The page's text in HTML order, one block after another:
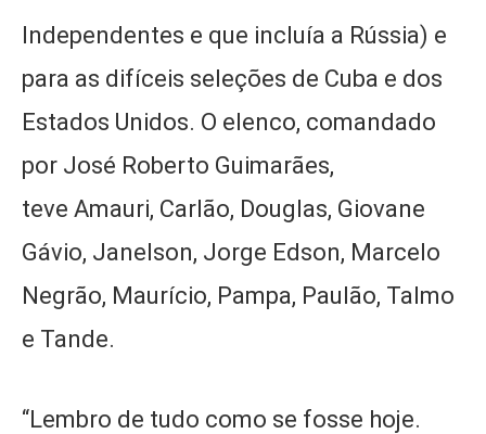
Independentes e que incluía a Rússia) e
para as difíceis seleções de Cuba e dos
Estados Unidos. O elenco, comandado
por José Roberto Guimarães,
teve Amauri, Carlão, Douglas, Giovane
Gávio, Janelson, Jorge Edson, Marcelo
Negrão, Maurício, Pampa, Paulão, Talmo
e Tande.
“Lembro de tudo como se fosse hoje.